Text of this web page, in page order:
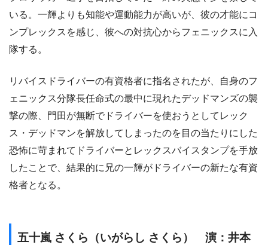
いる。一輝よりも知能や運動能力が高いが、彼の才能にコ
ンプレックスを感じ、彼への対抗心からフェニックスに入
隊する。
リバイスドライバーの有資格者に指名されたが、自身のフ
ェニックス分隊長任命式の最中に現れたデッドマンズの襲
撃の際、門田が無断でドライバーを使おうとしてレック
ス・デッドマンを解放してしまったのを目の当たりにした
恐怖に苛まれてドライバーとレックスバイスタンプを手放
したことで、結果的に兄の一輝がドライバーの新たな有資
格者となる。
五十嵐 さくら（いがらし さくら） 演：井本